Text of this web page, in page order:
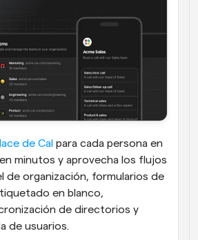
de Cal para cada persona en
minutos y aprovecha los flujos
de organización, formularios de
en blanco,
de directorios y
de usuarios.